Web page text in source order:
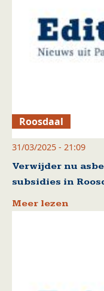
Roosdaal
31/03/2025 - 21:09
Verwijder nu
subsidies in
Meer lezen